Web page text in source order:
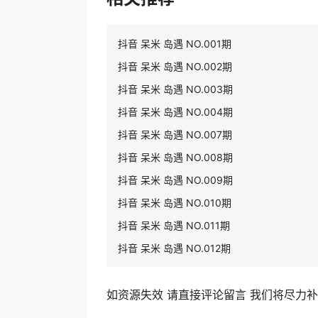
抖音 呆米 岛遇 NO.001期
抖音 呆米 岛遇 NO.002期
抖音 呆米 岛遇 NO.003期
抖音 呆米 岛遇 NO.004期
抖音 呆米 岛遇 NO.007期
抖音 呆米 岛遇 NO.008期
抖音 呆米 岛遇 NO.009期
抖音 呆米 岛遇 NO.010期
抖音 呆米 岛遇 NO.011期
抖音 呆米 岛遇 NO.012期
如资源失效 请直接评论留言 我们将尽力